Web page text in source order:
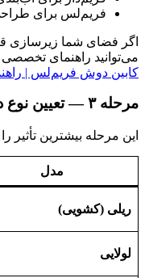
فریم‌لس برای
اگر فضای شما زیرسازی
می‌توانید راهنمای تخصصی
کابین دوش فریم‌لس |
مرحله ۳ — تعیین نوع درب
این مرحله بیشترین تأثیر
مدل
ریلی (کشویی)
لولایی